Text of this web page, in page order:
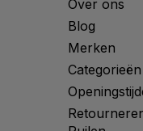
Over ons
Blog
Merken
Categorieën